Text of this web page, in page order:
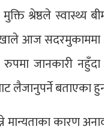
श्रेष्ठले स्वास्थ्य
आज
रुपमा जानकारी
लैजानुपर्ने बताएका
मान्यताका कारण